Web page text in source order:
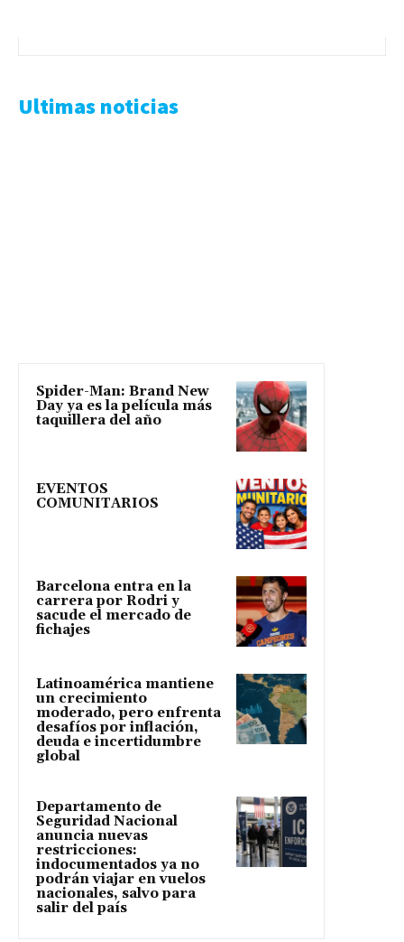
Ultimas noticias
Spider-Man: Brand New
Day ya es la película más
taquillera del año
EVENTOS
COMUNITARIOS
Barcelona entra en la
carrera por Rodri y
sacude el mercado de
fichajes
Latinoamérica mantiene
un crecimiento
moderado, pero enfrenta
desafíos por inflación,
deuda e incertidumbre
global
Departamento de
Seguridad Nacional
anuncia nuevas
restricciones:
indocumentados ya no
podrán viajar en vuelos
nacionales, salvo para
salir del país